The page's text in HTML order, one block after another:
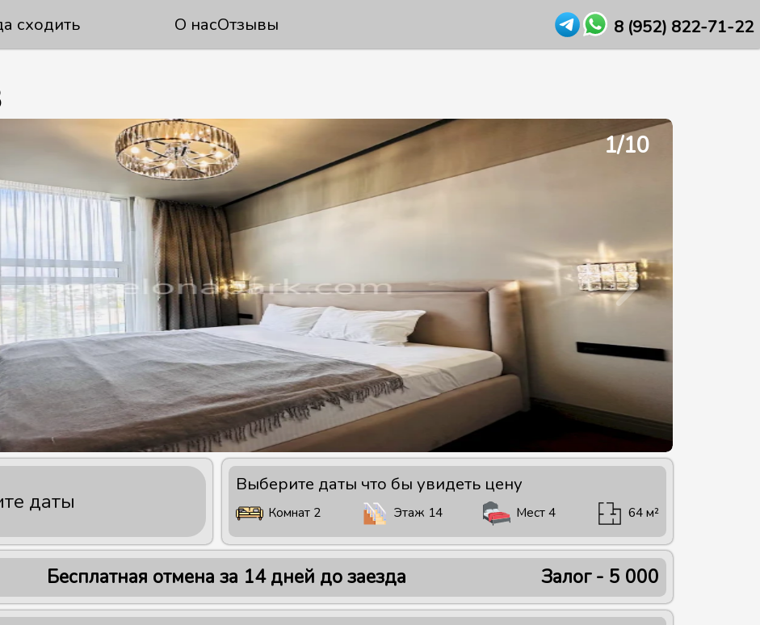
сходить О насОтзывы 8 (952) 822-71-22
1/10
даты
Выберите даты что бы увидеть цену
Комнат 2 Этаж 14 Мест4 64м²
Бесплатная отмена за 14 дней до заезда Залог - 5 000